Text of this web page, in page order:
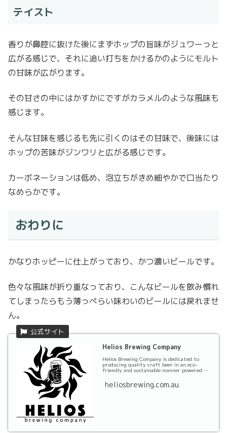
テイスト
香りが鼻腔に抜けた後にまずホップの旨味がジュワーっと
広がる感じで、それに追い打ちをかけるかのようにモルト
の甘味が広がります。
その甘さの中にはかすかにですがカラメルのような風味も
感じます。
そんな甘味を感じるも先に引くのはその甘味で、後味には
ホップの苦味がジンワリと広がる感じです。
カーボネーションは低め、泡立ちがきめ細やかで口当たり
なめらかです。
おわりに
かなりホッピーに仕上がっており、かつ濃いビールです。
色々な風味が折り重なっており、こんなビールを飲み慣れ
てしまったらもう薄っぺらい味わいのビールには戻れませ
ん。
Helios Brewing Company
Helios Brewing Company is dedicated to
producing quality craft beer in an eco-
friendly and sustainable manner powered by
the Aussie ...
heliosbrewing.com.au